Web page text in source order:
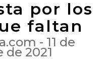
por los
faltan
- 11 de
2021